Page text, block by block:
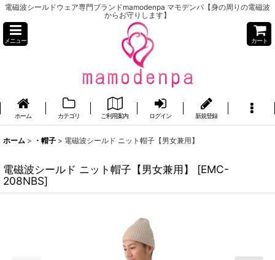
電磁波シールドウェア専門ブランドmamodenpa マモデンパ【身の周りの電磁波
からお守りします】
メニュー カート
ホーム カテゴリ ご利用案内 ログイン 新規登録
ホーム > ・帽子 > 電磁波シールド ニット帽子【男女兼用】
電磁波シールド ニット帽子【男女兼用】 [EMC-
208NBS]